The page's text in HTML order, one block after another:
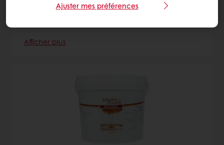
Brillo Pomme
Afficher plus
Ajuster mes préférences